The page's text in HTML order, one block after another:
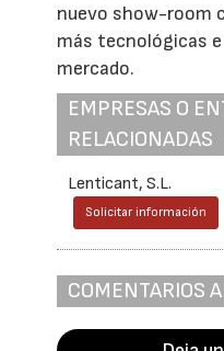
nuevo show-room
más tecnológicas
mercado.
EMPRESAS O
RELACIONADAS
Lenticant, S.L.
Solicitar información
COMENTARIOS